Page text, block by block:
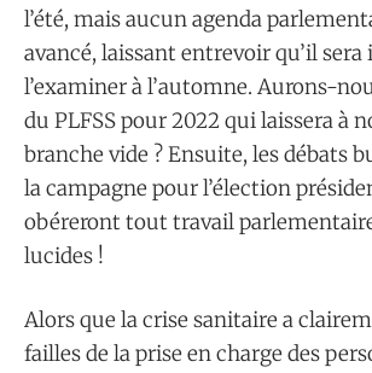
l’été, mais aucun agenda
avancé, laissant entrevoir qu’il sera
l’examiner à l’automne. Aurons-
du PLFSS pour 2022 qui laissera à
branche vide ? Ensuite, les débats
la campagne pour l’élection
obéreront tout travail
lucides !
Alors que la crise sanitaire a
failles de la prise en charge des